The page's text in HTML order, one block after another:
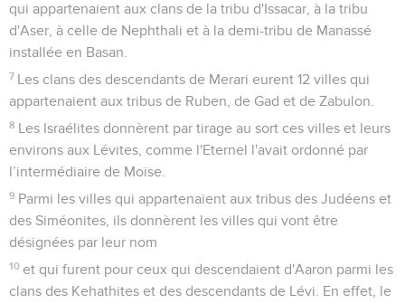
qui appartenaient aux clans de la tribu d'Issacar, à la tribu
d'Aser, à celle de Nephthali et à la demi-tribu de Manassé
installée en Basan.
7 Les clans des descendants de Merari eurent 12 villes qui
appartenaient aux tribus de Ruben, de Gad et de Zabulon.
8 Les Israélites donnèrent par tirage au sort ces villes et leurs
environs aux Lévites, comme l'Eternel l'avait ordonné par
l’intermédiaire de Moïse.
9 Parmi les villes qui appartenaient aux tribus des Judéens et
des Siméonites, ils donnèrent les villes qui vont être
désignées par leur nom
10 et qui furent pour ceux qui descendaient d'Aaron parmi les
clans des Kehathites et des descendants de Lévi. En effet, le